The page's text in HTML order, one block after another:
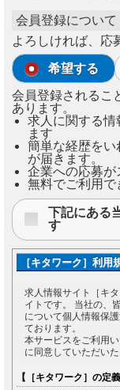
会員登録について
よろしければ、応
希望する
会員登録されるこ
あります。
求人に関する情
ます
簡単な経歴を
が届きます。
企業への応募が
無料でご利用で
下記にある
す
［キタワーク］利用
求人情報サイト［キ
イトです。 当社の、
について個人情報保
ております。
本サービスをご利用
に同意していただい
【［キタワーク］の定義